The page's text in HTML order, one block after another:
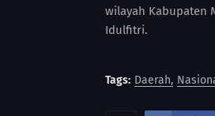
wilayah Kabupaten
Idulfitri.
Tags: Daerah